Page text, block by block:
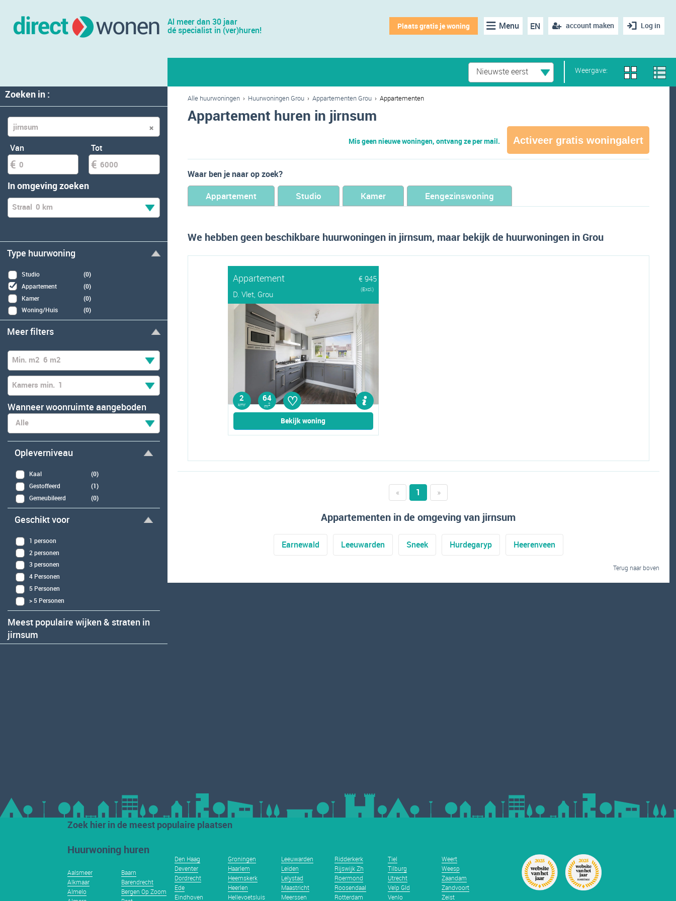
Al meer dan 30 jaar
dé specialist in (ver)huren! Log in
account maken
EN
Menu
Plaats gratis je woning
Weergave:
Nieuwste eerst
Zoeken in :
Van Tot
In omgeving zoeken
Straal 0 km
Type huurwoning
Studio
(0)
Appartement
(0)
Kamer
(0)
Woning/Huis
(0)
Meer filters
Min. m2 6 m2
Kamers min. 1
Wanneer woonruimte aangeboden
Alle
Opleverniveau
Kaal
(0)
Gestoffeerd
(1)
Gemeubileerd
(0)
Geschikt voor
1 persoon
2 personen
3 personen
4 Personen
5 Personen
> 5 Personen
Meest populaire wijken & straten in
jirnsum
Alle huurwoningen › Huurwoningen Grou › Appartementen Grou › Appartementen
Appartement huren in jirnsum
Mis geen nieuwe woningen, ontvang ze per mail. Activeer gratis woningalert
Waar ben je naar op zoek?
Appartement Studio Kamer Eengezinswoning
We hebben geen beschikbare huurwoningen in jirnsum, maar bekijk de huurwoningen in Grou
Appartement
€ 945
D. Vlet, Grou
(Excl.)
2
kmr
64
m2 ♡
Bekijk woning
« 1 »
Appartementen in de omgeving van jirnsum
Earnewald Leeuwarden Sneek Hurdegaryp Heerenveen
Terug naar boven
Zoek hier in de meest populaire plaatsen
Huurwoning huren
Aalsmeer
Alkmaar
Almelo
Baarn
Barendrecht
Bergen Op Zoom
Den Haag
Deventer
Dordrecht
Ede
Eindhoven
Groningen
Haarlem
Heemskerk
Heerlen
Hellevoetsluis
Leeuwarden
Leiden
Lelystad
Maastricht
Meerssen
Ridderkerk
Rijswijk Zh
Roermond
Roosendaal
Rotterdam
Tiel
Tilburg
Utrecht
Velp Gld
Venlo
Weert
Weesp
Zaandam
Zandvoort
Zeist